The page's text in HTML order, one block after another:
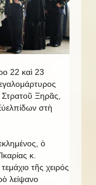
22 καὶ 23
Ξηρᾶς,
στὴ
ὁ
κ.
τῆς χειρός
λείψανο